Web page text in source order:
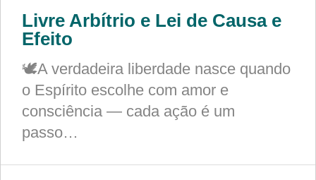
Livre Arbítrio e Lei de Causa e
Efeito
🕊️A verdadeira liberdade nasce quando
o Espírito escolhe com amor e
consciência — cada ação é um
passo…